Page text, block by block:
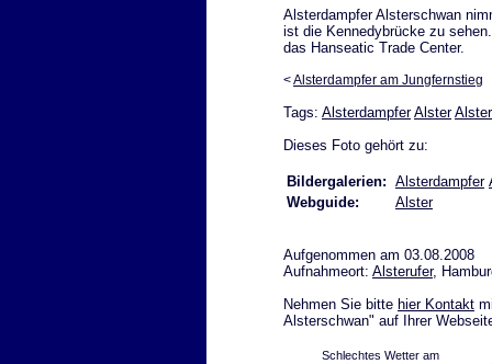
Alsterdampfer Alsterschwan
ist die Kennedybrücke zu
das Hanseatic Trade Center.
<Alsterdampfer am Jungfernstieg
Tags: Alsterdampfer Alster
Dieses Foto gehört zu:
Bildergalerien: Alsterdampfer
Webguide:
Alster
Aufgenommen am 03.08.2008
Aufnahmeort: Alsterufer,
Nehmen Sie bitte hier Kontakt
Alsterschwan" auf Ihrer
Schlechtes Wetter am